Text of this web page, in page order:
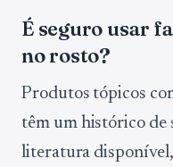
É seguro usar
no rosto?
Produtos tópicos
têm um histórico de
literatura disponível,